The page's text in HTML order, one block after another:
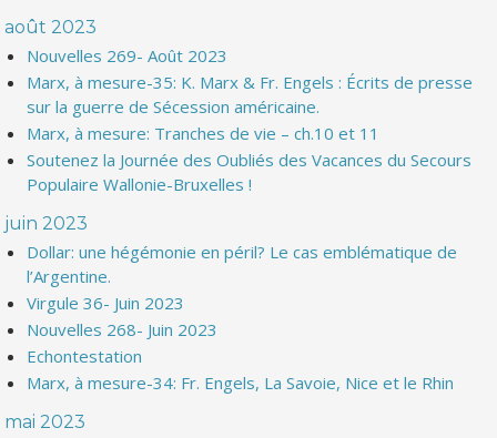
août 2023
Nouvelles 269- Août 2023
Marx, à mesure-35: K. Marx & Fr. Engels : Écrits de presse
sur la guerre de Sécession américaine.
Marx, à mesure: Tranches de vie – ch.10 et 11
Soutenez la Journée des Oubliés des Vacances du Secours
Populaire Wallonie-Bruxelles !
juin 2023
Dollar: une hégémonie en péril? Le cas emblématique de
l’Argentine.
Virgule 36- Juin 2023
Nouvelles 268- Juin 2023
Echontestation
Marx, à mesure-34: Fr. Engels, La Savoie, Nice et le Rhin
mai 2023